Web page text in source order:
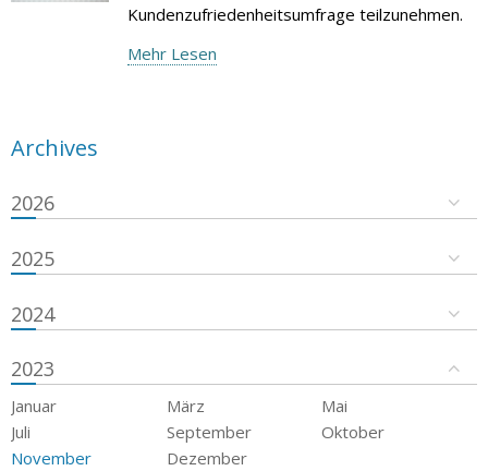
Kundenzufriedenheitsumfrage teilzunehmen.
Mehr Lesen
Archives
2026
2025
2024
2023
Januar März
Mai
Juli
September
Oktober
November
Dezember